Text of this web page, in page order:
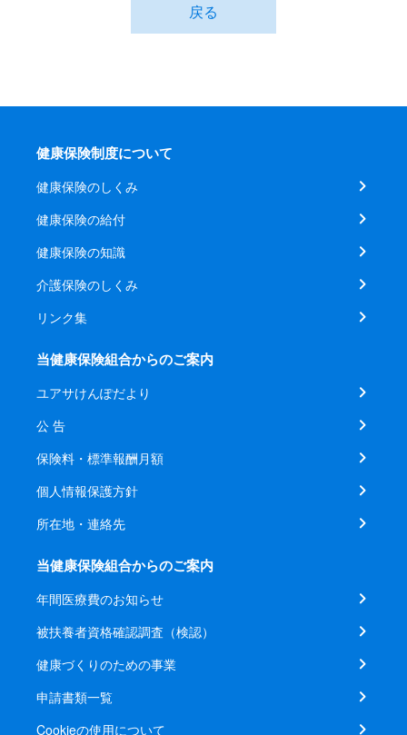
戻る
健康保険制度について
健康保険のしくみ
健康保険の給付
健康保険の知識
介護保険のしくみ
リンク集
当健康保険組合からのご案内
ユアサけんぽだより
公 告
保険料・標準報酬月額
個人情報保護方針
所在地・連絡先
当健康保険組合からのご案内
年間医療費のお知らせ
被扶養者資格確認調査（検認）
健康づくりのための事業
申請書類一覧
Cookieの使用について